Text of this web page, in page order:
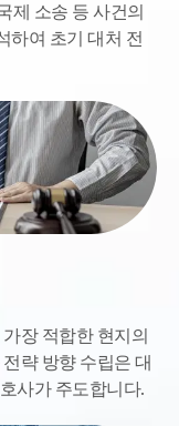
무
제 소송 등 사건의
하여 초기 대처 전
장 적합한 현지의
략 방향 수립은 대
사가 주도합니다.